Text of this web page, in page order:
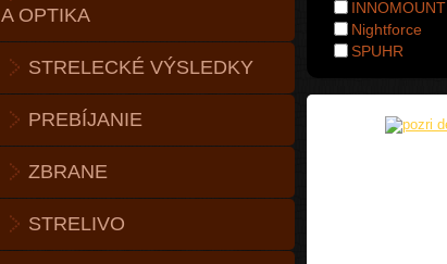
A OPTIKA
STRELECKÉ VÝSLEDKY
PREBÍJANIE
ZBRANE
STRELIVO
INNOMOUNT
Nightforce
SPUHR